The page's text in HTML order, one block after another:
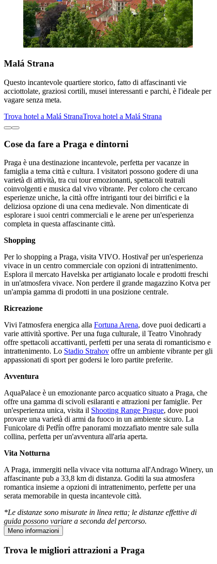
Malá Strana
Questo incantevole quartiere storico, fatto di affascinanti vie
acciottolate, graziosi cortili, musei interessanti e parchi, è l'ideale per
vagare senza meta.
Trova hotel a Malá StranaTrova hotel a Malá Strana
Cose da fare a Praga e dintorni
Praga è una destinazione incantevole, perfetta per vacanze in
famiglia a tema città e cultura. I visitatori possono godere di una
varietà di attività, tra cui tour emozionanti, spettacoli teatrali
coinvolgenti e musica dal vivo vibrante. Per coloro che cercano
esperienze uniche, la città offre intriganti tour dei birrifici e la
deliziosa opzione di una cena medievale. Non dimenticate di
esplorare i suoi centri commerciali e le arene per un'esperienza
completa in questa affascinante città.
Shopping
Per lo shopping a Praga, visita VIVO. Hostivař per un'esperienza
vivace in un centro commerciale con opzioni di intrattenimento.
Esplora il mercato Havelska per artigianato locale e prodotti freschi
in un'atmosfera vivace. Non perdere il grande magazzino Kotva per
un'ampia gamma di prodotti in una posizione centrale.
Ricreazione
Vivi l'atmosfera energica alla Fortuna Arena, dove puoi dedicarti a
varie attività sportive. Per una fuga culturale, il Teatro Vinohrady
offre spettacoli accattivanti, perfetti per una serata di romanticismo e
intrattenimento. Lo Stadio Strahov offre un ambiente vibrante per gli
appassionati di sport per godersi le loro partite preferite.
Avventura
AquaPalace è un emozionante parco acquatico situato a Praga, che
offre una gamma di scivoli esilaranti e attrazioni per famiglie. Per
un'esperienza unica, visita il Shooting Range Prague, dove puoi
provare una varietà di armi da fuoco in un ambiente sicuro. La
Funicolare di Petřín offre panorami mozzafiato mentre sale sulla
collina, perfetta per un'avventura all'aria aperta.
Vita Notturna
A Praga, immergiti nella vivace vita notturna all'Andrago Winery, un
affascinante pub a 33,8 km di distanza. Goditi la sua atmosfera
romantica insieme a opzioni di intrattenimento, perfette per una
serata memorabile in questa incantevole città.
*Le distanze sono misurate in linea retta; le distanze effettive di
guida possono variare a seconda del percorso.
Meno informazioni
Trova le migliori attrazioni a Praga